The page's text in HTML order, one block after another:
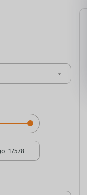
arrow_drop_down